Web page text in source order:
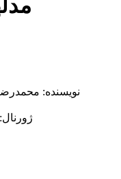
نویسنده:
ژورنال: